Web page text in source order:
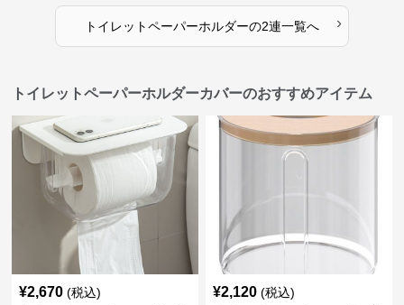
トイレットペーパーホルダーの2連一覧へ ›
トイレットペーパーホルダーカバーのおすすめアイテム
¥2,670 (税込) ¥2,120 (税込)